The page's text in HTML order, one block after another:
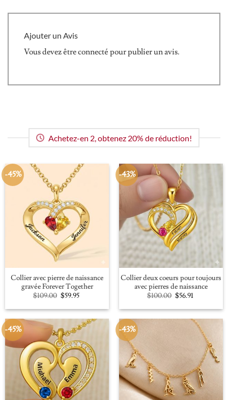
Ajouter un Avis
Vous devez êtreconnecté pour publier un avis.
Achetez-en 2, obtenez 20% de réduction!
-45%
Collier avec pierre de naissance
gravée Forever Together
$109.00 Original
was:
$59.95Current
is:
-43%
Collier deux coeurs pour toujours
avec pierres de naissance
$100.00 Original
was:
$56.91Current
is:
-45% -43%